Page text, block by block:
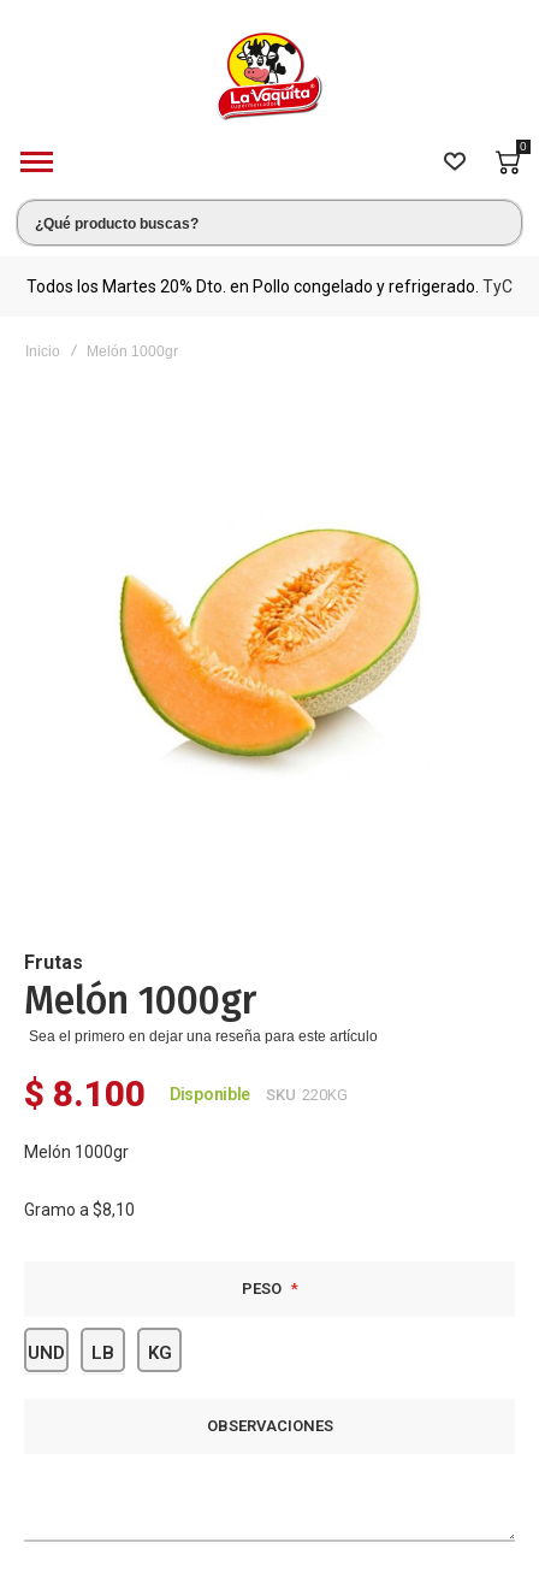
0
Todos los Martes 20% Dto. en Pollo congelado y refrigerado. TyC
Inicio Melón 1000gr
de
la
galería
de
Frutas
Melón 1000gr
Sea el primero en dejar una reseña para este artículo
$ 8.100 Disponible SKU 220KG
Melón 1000gr
Gramo a $8,10
PESO
UND LB KG
OBSERVACIONES